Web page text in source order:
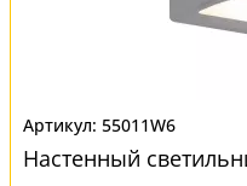
55011W6
Настенный